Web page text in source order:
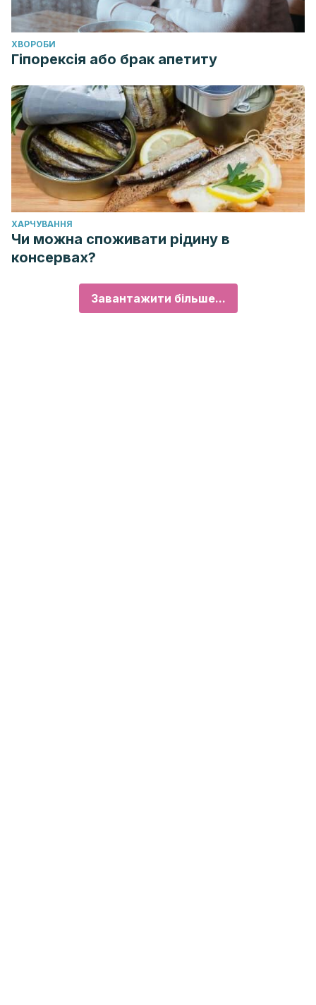
ХВОРОБИ
Гіпорексія або брак апетиту
ХАРЧУВАННЯ
Чи можна споживати рідину в
консервах?
Завантажити більше...